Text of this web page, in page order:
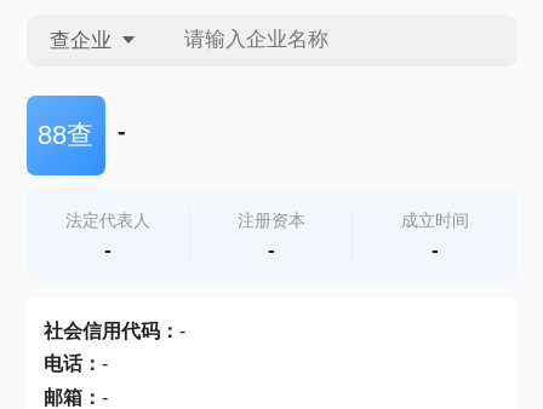
查企业
查企业
查产地
88查 -
法定代表人
-
注册资本
-
成立时间
-
社会信用代码： -
电话： -
邮箱： -